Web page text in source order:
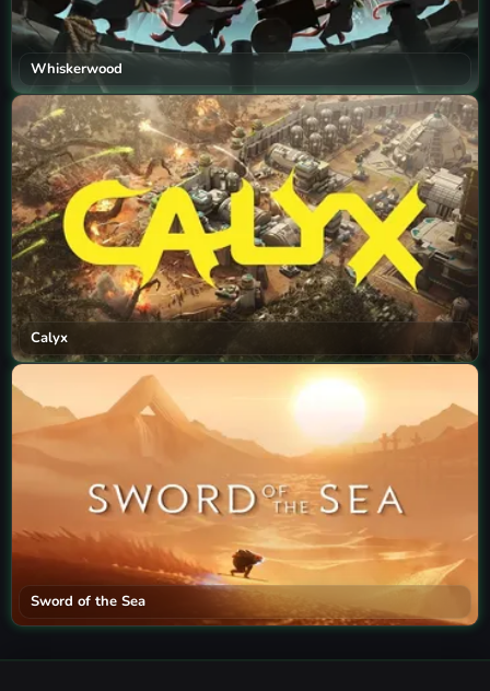
Whiskerwood
Calyx
Sword of the Sea